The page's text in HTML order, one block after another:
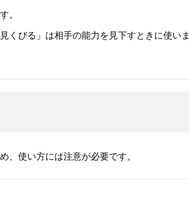
。
くびる」は相手の能力を見下すときに使いま
、使い方には注意が必要です。